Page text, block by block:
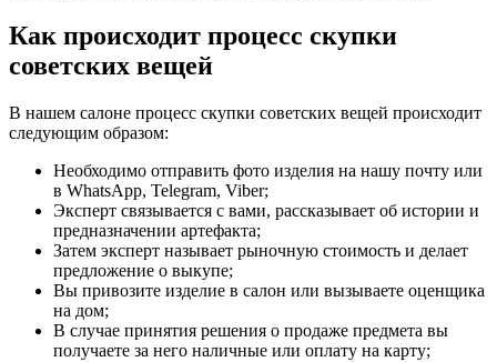
Как происходит процесс скупки
советских вещей
В нашем салоне процесс скупки советских вещей происходит
следующим образом:
Необходимо отправить фото изделия на нашу почту или
в WhatsApp, Telegram, Viber;
Эксперт связывается с вами, рассказывает об истории и
предназначении артефакта;
Затем эксперт называет рыночную стоимость и делает
предложение о выкупе;
Вы привозите изделие в салон или вызываете оценщика
на дом;
В случае принятия решения о продаже предмета вы
получаете за него наличные или оплату на карту;